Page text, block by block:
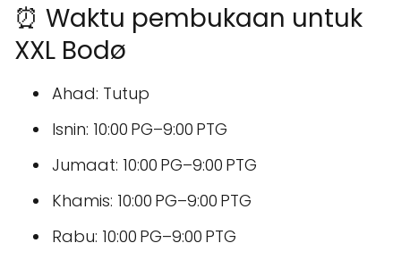
⏰ Waktu pembukaan untuk
XXL Bodø
Ahad: Tutup
Isnin: 10:00 PG–9:00 PTG
Jumaat: 10:00 PG–9:00 PTG
Khamis: 10:00 PG–9:00 PTG
Rabu: 10:00 PG–9:00 PTG